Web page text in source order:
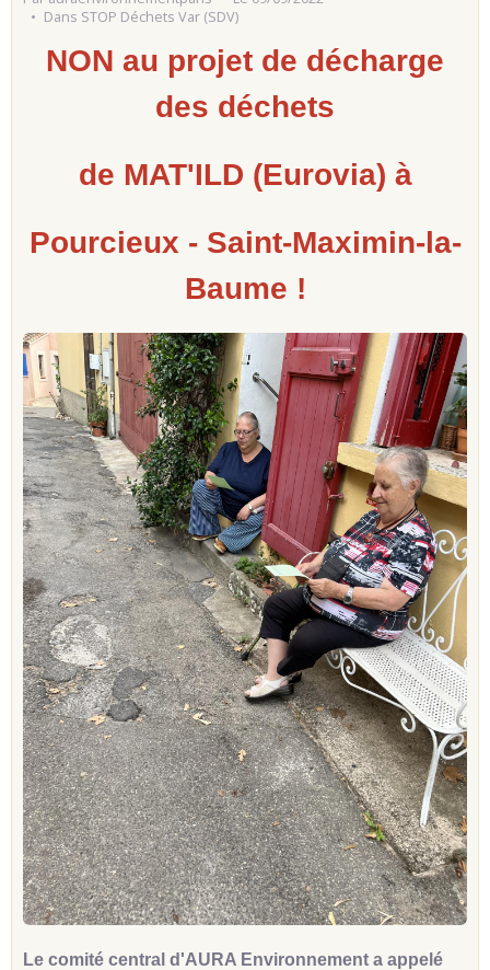
Dans STOP Déchets Var (SDV)
NON au projet de décharge
des déchets
de MAT'ILD (Eurovia) à
Pourcieux - Saint-Maximin-la-
Baume !
Le comité central d'AURA Environnement a appelé